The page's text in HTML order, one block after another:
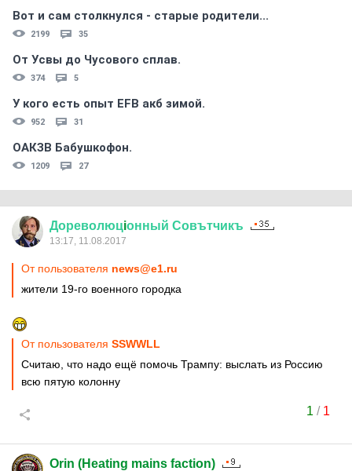
Вот и сам столкнулся - старые родители...
2199 35
От Усвы до Чусового сплав.
374 5
У кого есть опыт EFB акб зимой.
952 31
ОАКЗВ Бабушкофон.
1209 27
Дореволюцiонный Совътчикъ
13:17, 11.08.2017
От пользователя news@e1.ru
жители 19-го военного городка
От пользователя SSWWLL
Считаю, что надо ещё помочь Трампу: выслать из Россию
всю пятую колонну
1 / 1
Orin (Heating mains faction)